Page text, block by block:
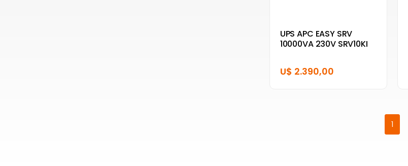
UPS APC EASY SRV
10000VA 230V SRV10KI
U$ 2.390,00
1